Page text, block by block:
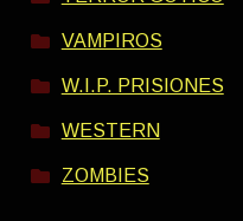
VAMPIROS
W.I.P. PRISIONES
WESTERN
ZOMBIES